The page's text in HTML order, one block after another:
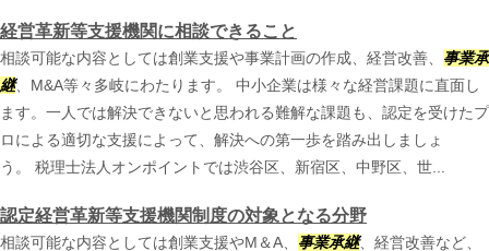
経営革新等支援機関に相談できること
相談可能な内容としては創業支援や事業計画の作成、経営改善、 事業承
継、M&A等々多岐にわたります。 中小企業は様々な経営課題に直面し
ます。一人では解決できないと思われる難解な課題も、認定を受けたプ
ロによる適切な支援によって、解決への第一歩を踏み出しましょ
う。 税理士法人オンポイントでは渋谷区、新宿区、中野区、世...
認定経営革新等支援機関制度の対象となる分野
相談可能な内容としては創業支援やM＆A、 事業承継、経営改善など、